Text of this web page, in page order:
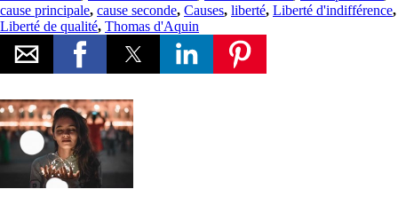
cause principale, cause seconde, Causes, liberté, Liberté d'indifférence,
Liberté de qualité, Thomas d'Aquin